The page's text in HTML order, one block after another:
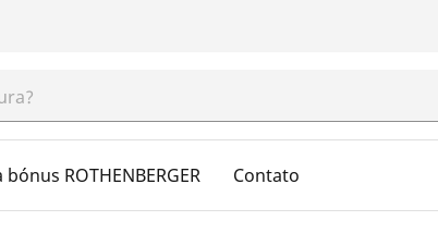
ROTHENBERGER Contato